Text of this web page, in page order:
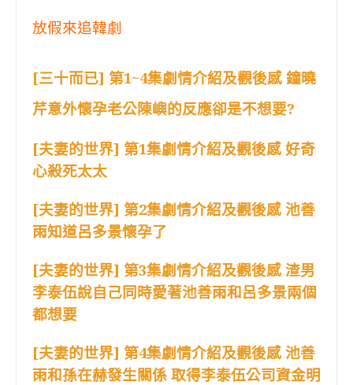
放假來追韓劇
[三十而已] 第1~4集劇情介紹及觀後感 鐘曉
芹意外懷孕老公陳嶼的反應卻是不想要?
[夫妻的世界] 第1集劇情介紹及觀後感 好奇
心殺死太太
[夫妻的世界] 第2集劇情介紹及觀後感 池善
雨知道呂多景懷孕了
[夫妻的世界] 第3集劇情介紹及觀後感 渣男
李泰伍說自己同時愛著池善雨和呂多景兩個
都想要
[夫妻的世界] 第4集劇情介紹及觀後感 池善
雨和孫在赫發生關係 取得李泰伍公司資金明